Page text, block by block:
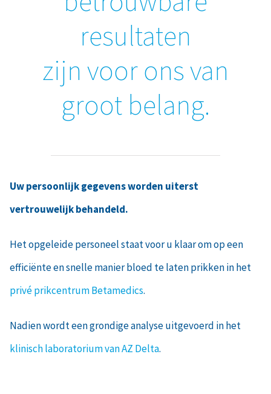
resultaten
zijn voor ons van
groot belang.
Uw persoonlijk gegevens worden uiterst
vertrouwelijk behandeld.
Het opgeleide personeel staat voor u klaar om op een
efficiënte en snelle manier bloed te laten prikken in het
privé prikcentrum Betamedics.
Nadien wordt een grondige analyse uitgevoerd in het
klinisch laboratorium van AZ Delta.